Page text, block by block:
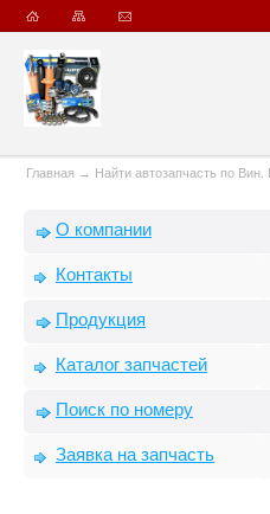
Главная → Найти автозапчасть по
О компании
Контакты
Продукция
Каталог запчастей
Поиск по номеру
Заявка на запчасть